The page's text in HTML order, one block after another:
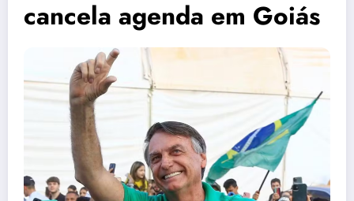
cancela agenda em Goiás